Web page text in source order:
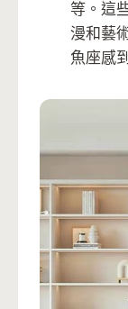
等。這
漫和藝
魚座感